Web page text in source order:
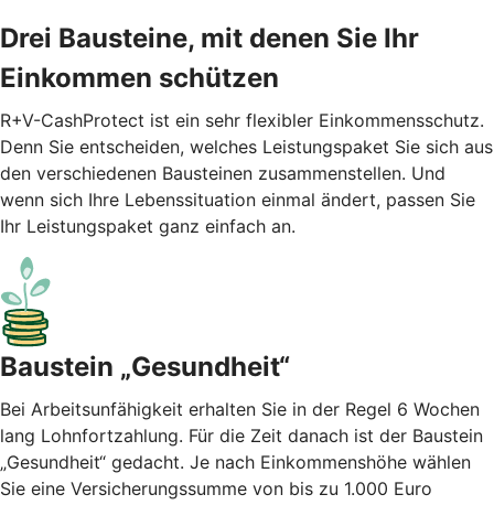
Drei Bausteine, mit denen Sie Ihr
Einkommen schützen
R+V-CashProtect ist ein sehr flexibler Einkommensschutz.
Denn Sie entscheiden, welches Leistungspaket Sie sich aus
den verschiedenen Bausteinen zusammenstellen. Und
wenn sich Ihre Lebenssituation einmal ändert, passen Sie
Ihr Leistungspaket ganz einfach an.
Baustein „Gesundheit“
Bei Arbeitsunfähigkeit erhalten Sie in der Regel 6 Wochen
lang Lohnfortzahlung. Für die Zeit danach ist der Baustein
„Gesundheit“ gedacht. Je nach Einkommenshöhe wählen
Sie eine Versicherungssumme von bis zu 1.000 Euro